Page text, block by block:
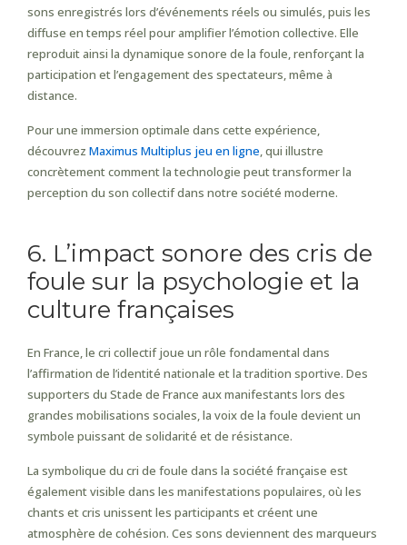
sons enregistrés lors d’événements réels ou simulés, puis les
diffuse en temps réel pour amplifier l’émotion collective. Elle
reproduit ainsi la dynamique sonore de la foule, renforçant la
participation et l’engagement des spectateurs, même à
distance.
Pour une immersion optimale dans cette expérience,
découvrez Maximus Multiplus jeu en ligne, qui illustre
concrètement comment la technologie peut transformer la
perception du son collectif dans notre société moderne.
6. L’impact sonore des cris de
foule sur la psychologie et la
culture françaises
En France, le cri collectif joue un rôle fondamental dans
l’affirmation de l’identité nationale et la tradition sportive. Des
supporters du Stade de France aux manifestants lors des
grandes mobilisations sociales, la voix de la foule devient un
symbole puissant de solidarité et de résistance.
La symbolique du cri de foule dans la société française est
également visible dans les manifestations populaires, où les
chants et cris unissent les participants et créent une
atmosphère de cohésion. Ces sons deviennent des marqueurs